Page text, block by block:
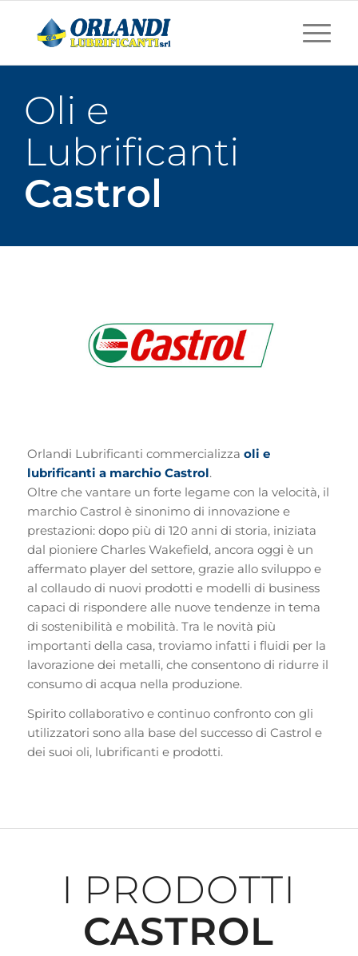
Oli e
Lubrificanti
Castrol
Orlandi Lubrificanti commercializza oli e
lubrificanti a marchio Castrol.
Oltre che vantare un forte legame con la velocità, il
marchio Castrol è sinonimo di innovazione e
prestazioni: dopo più di 120 anni di storia, iniziata
dal pioniere Charles Wakefield, ancora oggi è un
affermato player del settore, grazie allo sviluppo e
al collaudo di nuovi prodotti e modelli di business
capaci di rispondere alle nuove tendenze in tema
di sostenibilità e mobilità. Tra le novità più
importanti della casa, troviamo infatti i fluidi per la
lavorazione dei metalli, che consentono di ridurre il
consumo di acqua nella produzione.
Spirito collaborativo e continuo confronto con gli
utilizzatori sono alla base del successo di Castrol e
dei suoi oli, lubrificanti e prodotti.
I PRODOTTI
CASTROL